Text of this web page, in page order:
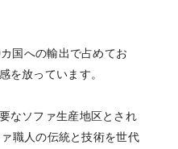
国への輸出で占めてお
を放っています。
なソファ生産地区とされ
職人の伝統と技術を世代